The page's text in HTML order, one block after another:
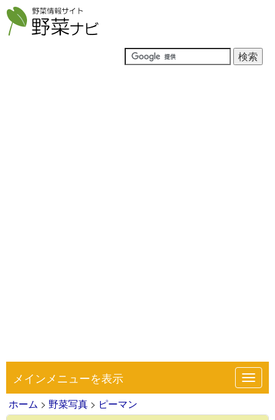
メインメニューを表示
ホーム > 野菜写真 > ピーマン